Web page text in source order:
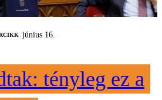
június 16.
tényleg ez a